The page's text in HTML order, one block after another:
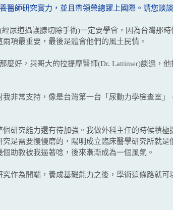
醫師研究實力，並且帶領榮總躍上國際。請您談
道攝護腺切除手術)一定要學會，因為台灣那
項最重要，最後是體會他們的風土民情。
好，與哥大的拉提摩醫師(Dr. Lattimer)談過，他
常支持，像是台灣第一台「尿動力學檢查室」
究能力還有待加強。我做外科主任的時候積極
是需要慢慢磨的，陽明成立臨床醫學研究所就
助教被我逼著唸，後來漸漸成為一個風氣。
為開端，養成基礎能力之後，學術這條路就可